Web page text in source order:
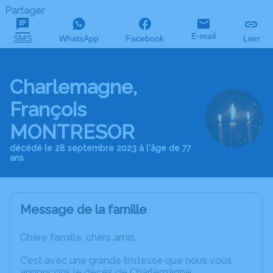
Partager
SMS WhatsApp Facebook E-mail Lien
Charlemagne,
François
MONTRESOR
décédé le 28 septembre 2023 à l'âge de 77
ans
Message de la famille
Chère famille, chers amis,
C’est avec une grande tristesse que nous vous